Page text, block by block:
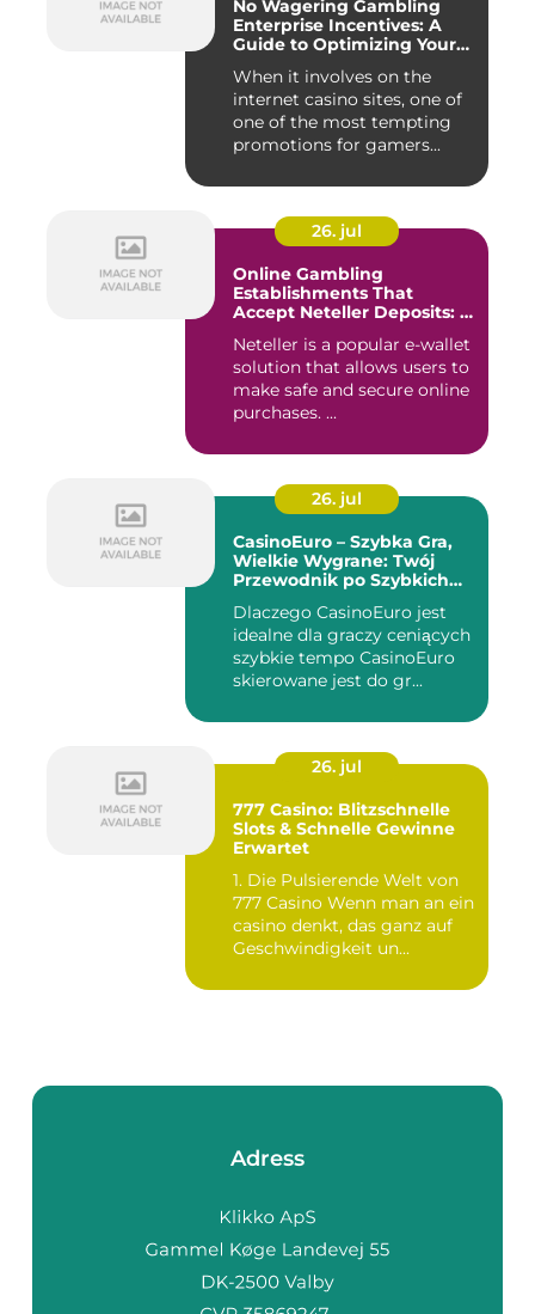
No Wagering Gambling
Enterprise Incentives: A
Guide to Optimizing Your
When it involves on the
internet casino sites, one of
one of the most tempting
promotions for gamers...
26. jul
Online Gambling
Establishments That
Accept Neteller Deposits: A
Neteller is a popular e-wallet
solution that allows users to
make safe and secure online
purchases. ...
26. jul
CasinoEuro – Szybka Gra,
Wielkie Wygrane: Twój
Przewodnik po Szybkich
Dlaczego CasinoEuro jest
idealne dla graczy ceniących
szybkie tempo CasinoEuro
skierowane jest do gr...
26. jul
777 Casino: Blitzschnelle
Slots & Schnelle Gewinne
Erwartet
1. Die Pulsierende Welt von
777 Casino Wenn man an ein
casino denkt, das ganz auf
Geschwindigkeit un...
Adress